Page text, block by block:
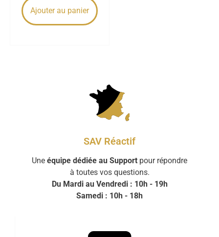
Ajouter au panier
SAV Réactif
Une équipe dédiée au Support pour répondre
à toutes vos questions.
Du Mardi au Vendredi : 10h - 19h
Samedi : 10h - 18h